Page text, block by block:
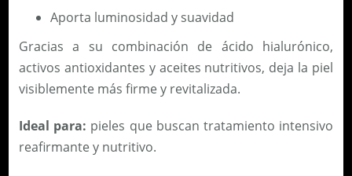
Aporta luminosidad y suavidad
Gracias a su combinación de ácido hialurónico,
activos antioxidantes y aceites nutritivos, deja la piel
visiblemente más firme y revitalizada.
Ideal para: pieles que buscan tratamiento intensivo
reafirmante y nutritivo.